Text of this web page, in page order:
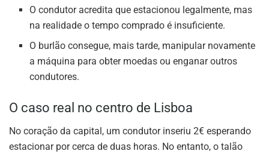
O condutor acredita que estacionou legalmente, mas
na realidade o tempo comprado é insuficiente.
O burlão consegue, mais tarde, manipular novamente
a máquina para obter moedas ou enganar outros
condutores.
O caso real no centro de Lisboa
No coração da capital, um condutor inseriu 2€ esperando
estacionar por cerca de duas horas. No entanto, o talão